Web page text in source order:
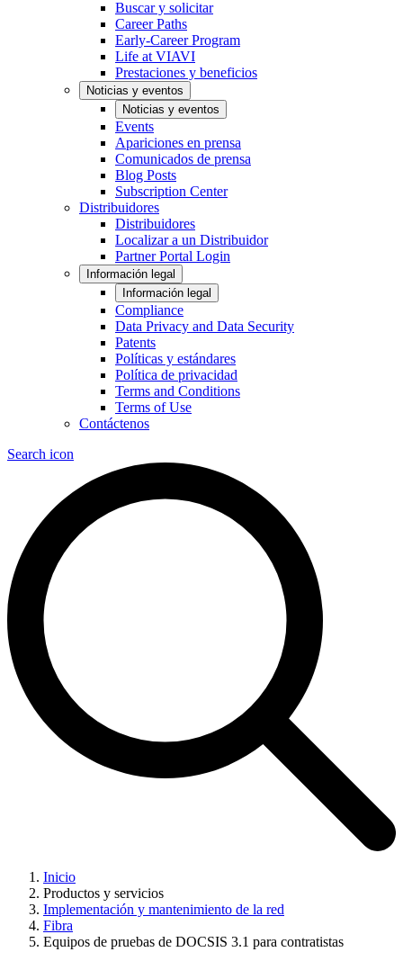
Buscar y solicitar
Career Paths
Early-Career Program
Life at VIAVI
Prestaciones y beneficios
Noticias y eventos
Noticias y eventos
Events
Apariciones en prensa
Comunicados de prensa
Blog Posts
Subscription Center
Distribuidores
Distribuidores
Localizar a un Distribuidor
Partner Portal Login
Información legal
Información legal
Compliance
Data Privacy and Data Security
Patents
Políticas y estándares
Política de privacidad
Terms and Conditions
Terms of Use
Contáctenos
Search icon
Inicio
Productos y servicios
Implementación y mantenimiento de la red
Fibra
Equipos de pruebas de DOCSIS 3.1 para contratistas